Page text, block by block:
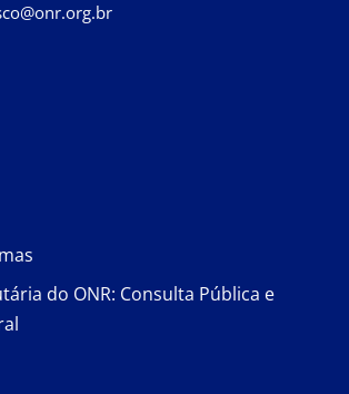
do ONR: Consulta Pública e